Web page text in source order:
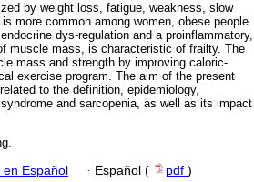
by weight loss, fatigue, weakness, slow
more common among women, obese people
dys-regulation and a proinflammatory,
muscle mass, is characteristic of frailty. The
mass and strength by improving caloric-
exercise program. The aim of the present
to the definition, epidemiology,
and sarcopenia, as well as its impact
en Español · Español ( pdf )